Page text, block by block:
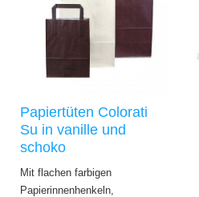
Papiertüten Colorati
Su in vanille und
schoko
Mit flachen farbigen
Papierinnenhenkeln,